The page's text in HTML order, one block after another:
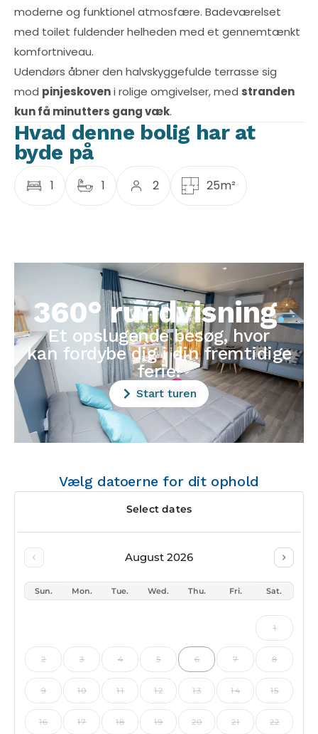
moderne og funktionel atmosfære. Badeværelset
med toilet fuldender helheden med et gennemtænkt
komfortniveau.
Udendørs åbner den halvskyggefulde terrasse sig
mod pinjeskoveni rolige omgivelser, med stranden
kun få minutters gang væk.
Hvad denne bolig har at
byde på
1 1 2 25m²
360° rundvisning.
Et opslugende besøg, hvor
kan fordybe dig i din fremtidige
ferie!
Start turen
Vælg datoerne for dit ophold